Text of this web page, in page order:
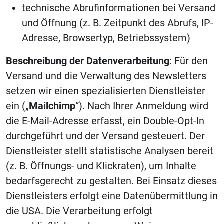
technische Abrufinformationen bei Versand
und Öffnung (z. B. Zeitpunkt des Abrufs, IP-
Adresse, Browsertyp, Betriebssystem)
Beschreibung der Datenverarbeitung: Für den
Versand und die Verwaltung des Newsletters
setzen wir einen spezialisierten Dienstleister
ein („Mailchimp“). Nach Ihrer Anmeldung wird
die E-Mail-Adresse erfasst, ein Double-Opt-In
durchgeführt und der Versand gesteuert. Der
Dienstleister stellt statistische Analysen bereit
(z. B. Öffnungs- und Klickraten), um Inhalte
bedarfsgerecht zu gestalten. Bei Einsatz dieses
Dienstleisters erfolgt eine Datenübermittlung in
die USA. Die Verarbeitung erfolgt